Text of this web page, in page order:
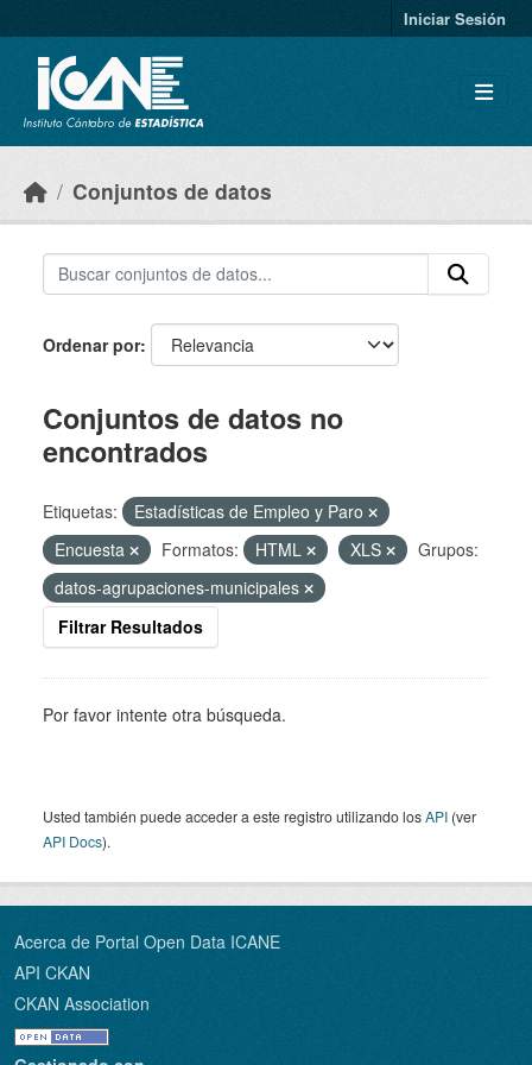
Iniciar Sesión
Conjuntos de datos
Ordenar por
Conjuntos de datos no
encontrados
Etiquetas:
Estadísticas de Empleo y Paro
Encuesta
Formatos: HTML XLS
Grupos:
datos-agrupaciones-municipales
Filtrar Resultados
Por favor intente otra búsqueda.
Usted también puede acceder a este registro utilizando losAPI (ver
API Docs).
Acerca de Portal Open Data ICANE
API CKAN
CKAN Association